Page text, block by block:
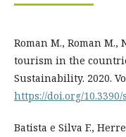
Roman M., Roman
tourism in the
Sustainability. 2020.
https://doi.org/10.3390/
Batista e Silva F.,